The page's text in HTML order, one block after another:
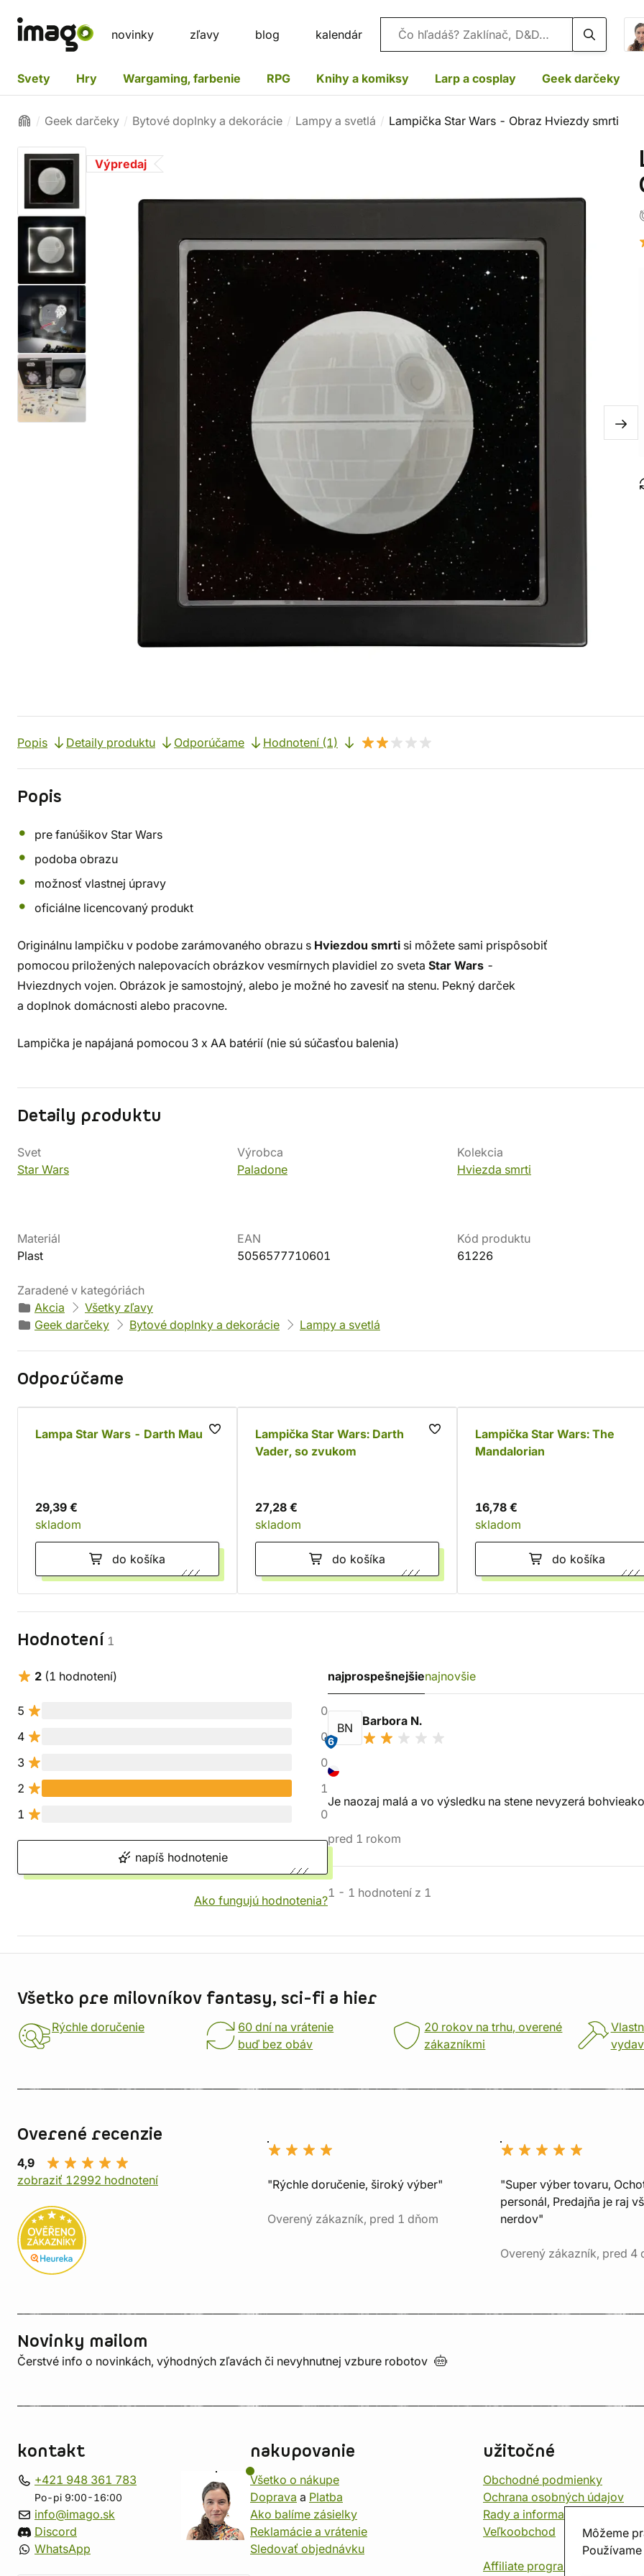
novinky zľavy blog kalendár Vyhľadávanie
Svety Hry Wargaming, farbenie RPG Knihy a komiksy Larp a cosplay Geek darčeky
Geek darčeky Bytové doplnky a dekorácie Lampy a svetlá Lampička Star Wars - Obraz Hviezdy smrti
Výpredaj
Popis Detaily produktu Odporúčame Hodnotení (1)
Popis
pre fanúšikov Star Wars
podoba obrazu
možnosť vlastnej úpravy
oficiálne licencovaný produkt
Originálnu lampičku v podobe zarámovaného obrazu s Hviezdou smrti si môžete sami prispôsobiť
pomocou priložených nalepovacích obrázkov vesmírnych plavidiel zo sveta Star Wars -
Hviezdnych vojen. Obrázok je samostojný, alebo je možné ho zavesiť na stenu. Pekný darček
a doplnok domácnosti alebo pracovne.
Lampička je napájaná pomocou 3 x AA batérií (nie sú súčasťou balenia)
Detaily produktu
Svet
Star Wars
Výrobca
Paladone
Kolekcia
Hviezda smrti
Materiál
Plast
EAN
5056577710601
Kód produktu
61226
Zaradené v kategóriách
Akcia
Všetky zľavy
Geek darčeky
Bytové doplnky a dekorácie Lampy a svetlá
Odporúčame
Lampa Star Wars - Darth Maul
29,39 €
skladom
do košíka
Lampička Star Wars: Darth
Vader, so zvukom
27,28 €
skladom
do košíka
Lampička Star Wars: The
Mandalorian
16,78 €
skladom
do košíka
Hodnotení 1
2 (1 hodnotení)
5
0
4
0
3
0
2
1
1
0
napíš hodnotenie
Ako fungujú hodnotenia?
najprospešnejšienajnovšie
BN
6
Barbora N.
Je naozaj malá a vo výsledku na stene nevyzerá
pred 1 rokom
1 - 1 hodnotení z 1
Môžeme
Všetko pre milovníkov fantasy, sci-fi a hier
Rýchle doručenie
60 dní na vrátenie
buď bez obáv
20 rokov na trhu, overené
zákazníkmi
Overené recenzie
4,9
zobraziť 12992 hodnotení
"Rýchle doručenie, široký výber"
Overený zákazník, pred 1 dňom
"Super výber tovaru,
personál, Predajňa je raj
nerdov"
Overený zákazník, pred 4
Novinky mailom
Čerstvé info o novinkách, výhodných zľavách či nevyhnutnej vzbure robotov
kontakt
+421 948 361 783
Po-pi 9:00-16:00
info@imago.sk
Discord
WhatsApp
nakupovanie
Všetko o nákupe
Doprava a Platba
Ako balíme zásielky
Reklamácie a vrátenie
Sledovať objednávku
užitočné
Obchodné podmienky
Ochrana osobných údajov
Rady a informace
Veľkoobchod
Affiliate program